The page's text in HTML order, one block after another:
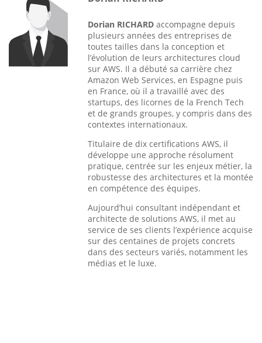
Dorian RICHARD accompagne depuis
plusieurs années des entreprises de
toutes tailles dans la conception et
l’évolution de leurs architectures cloud
sur AWS. Il a débuté sa carrière chez
Amazon Web Services, en Espagne puis
en France, où il a travaillé avec des
startups, des licornes de la French Tech
et de grands groupes, y compris dans des
contextes internationaux.
Titulaire de dix certifications AWS, il
développe une approche résolument
pratique, centrée sur les enjeux métier, la
robustesse des architectures et la montée
en compétence des équipes.
Aujourd’hui consultant indépendant et
architecte de solutions AWS, il met au
service de ses clients l’expérience acquise
sur des centaines de projets concrets
dans des secteurs variés, notamment les
médias et le luxe.